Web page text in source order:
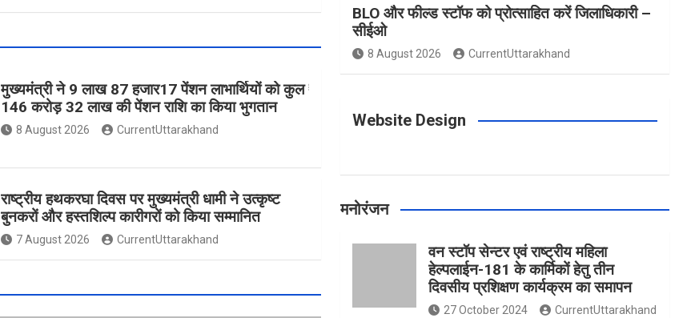
मुख्यमंत्री ने 9 लाख 87 हजार17 पेंशन लाभार्थियों को कुल ₹
146 करोड़ 32 लाख की पेंशन राशि का किया भुगतान
8 August 2026 CurrentUttarakhand
राष्ट्रीय हथकरघा दिवस पर मुख्यमंत्री धामी ने उत्कृष्ट
बुनकरों और हस्तशिल्प कारीगरों को किया सम्मानित
7 August 2026 CurrentUttarakhand
k a
m
s
t
BLO और फील्ड स्टॉफ को प्रोत्साहित करें जिलाधिकारी –
सीईओ
8 August 2026 CurrentUttarakhand
Website Design
मनोरंजन
वन स्टॉप सेन्टर एवं राष्ट्रीय महिला
हेल्पलाईन-181 के कार्मिकों हेतु तीन
दिवसीय प्रशिक्षण कार्यक्रम का समापन
27 October 2024 CurrentUttarakhand